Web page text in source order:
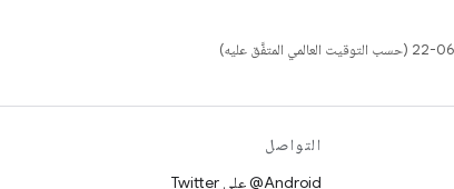
التواصل
‎@Android على Twitter